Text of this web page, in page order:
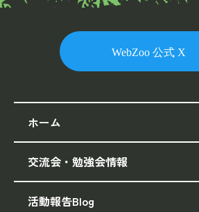
ホーム
交流会・勉強会情報
活動報告Blog